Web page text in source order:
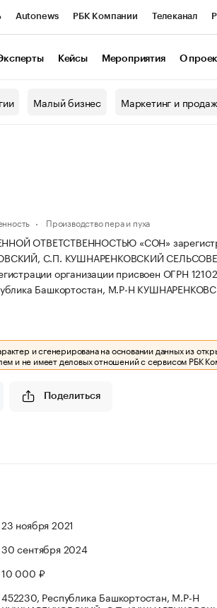
Autonews РБК Компании Телеканал
Кейсы Мероприятия О
Малый бизнес Маркетинг и
Производство пера и пуха
ОТВЕТСТВЕННОСТЬЮ «СОН»
С.П. КУШНАРЕНКОВСКИЙ
организации присвоен ОГРН
Башкортостан, М.Р-Н
и сгенерирована на основании данных из
и не имеет деловых отношений с сервисом РБК
Поделиться
23 ноября 2021
30 сентября 2024
10 000 ₽
452230, Республика Башкортостан, М.Р-Н